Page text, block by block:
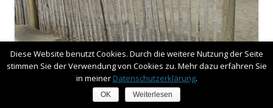
Diese Website benutzt Cookies. Durch die weitere Nutzung der Seite
stimmen Sie der Verwendung von Cookies zu. Mehr dazu erfahren Sie
in meiner Datenschutzerklärung.
OK Weiterlesen